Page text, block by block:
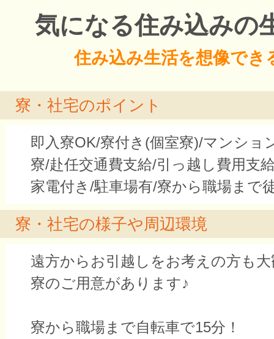
気になる住み込みの
住み込み生活を想像でき
寮・社宅のポイント
即入寮OK/寮付き(個室寮)/マンショ
寮/赴任交通費支給/引っ越し費用支
家電付き/駐車場有/寮から職場まで
寮・社宅の様子や周辺環境
遠方からお引越しをお考えの方も大
寮のご用意があります♪
寮から職場まで自転車で15分！